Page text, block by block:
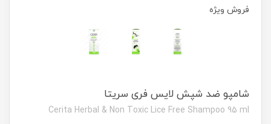
فروش ویژه
شامپو ضد شپش لایس فری سریتا
Cerita Herbal & Non Toxic Lice Free Shampoo 95 ml